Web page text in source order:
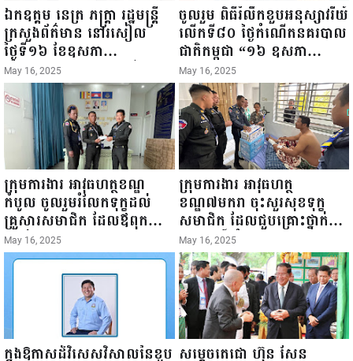
ឯកឧត្តម នេត្រ ភក្ត្រា រដ្ឋមន្ត្រី
ក្រសួងព័ត៌មាន នៅរសៀល
ថ្ងៃទី១៦ ខែឧសភា
ឆ្នាំ២០២៥នេះ បានអញ្ជើញចុះ
ធ្វើជំរឿនថ្នាក់ដឹកនាំមន្ត្រីរាជ
ការស៉ីវិល នៃក្រសួងព័ត៌មាន...
May 16, 2025
ចូលរួម ពិធីរំលឹកខួបអនុស្សាវរីយ៍
លើកទី៨០ ថ្ងៃកំណើតនគរបាល
ជាតិកម្ពុជា “១៦ ឧសភា
១៩៤៥ ~ ១៦ ឧសភា
២០២៥”...
May 16, 2025
ក្រុមការងារ អាវុធហត្ថខណ្ឌ
កំបូល ចូលរួមរំលែកទុក្ខដល់
គ្រួសារសមាជិក ដែលឪពុកក្មេក
របស់លោកទទួលមរណៈភាព!
May 16, 2025
ក្រុមការងារ អាវុធហត្ថ
ខណ្ឌ៧មករា ចុះសួរសុខទុក្ខ
សមាជិក ដែលជួបគ្រោះថ្នាក់
ចរាចរណ៍ កំពុងសម្រាកព្យាបាល
នៅមន្ទីរពេទ្យ!
May 16, 2025
ក្នុងឱកាសដ៏វិសេសវិសាលនៃខួប សម្តេចតេជោ ហ៊ុន សែន